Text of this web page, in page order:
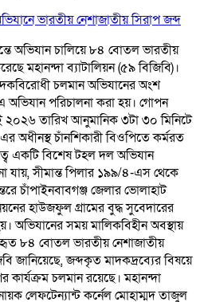
ভারতীয় নেশাজাতীয় সিরাপ জব্দ
অভিযান চালিয়ে ৮৪ বোতল ভারতীয়
মহানন্দা ব্যাটালিয়ন (৫৯ বিজিবি)।
চলমান অভিযানের অংশ
পরিচালনা করা হয়। গোপন
২০২৬ তারিখ আনুমানিক ৩টা ৩০ মিনিটে
অধীনস্থ চাঁনশিকারী বিওপিতে কর্মরত
একটি বিশেষ টহল দল অভিযান
যায়, সীমান্ত পিলার ১৯৯/৪-এস থেকে
চাঁপাইনবাবগঞ্জ জেলার ভোলাহাট
হাউজফুল গ্রামের বুদ্ধ সুবেদারের
অভিযানের সময় মালিকবিহীন অবস্থায়
৮৪ বোতল ভারতীয় নেশাজাতীয়
জানিয়েছে, জব্দকৃত মাদকদ্রব্যের বিষয়ে
কার্যক্রম চলমান রয়েছে। মহানন্দা
লেফটেন্যান্ট কর্নেল মোহাম্মদ তাজুল